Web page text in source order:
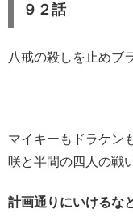
９２話
八戒の殺しを止めブ
マイキーもドラケン
咲と半間の四人の戦
計画通りにいけるな